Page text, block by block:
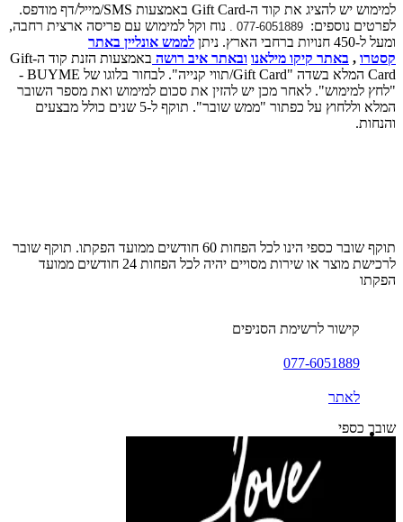
למימוש יש להציג את קוד ה-Gift Card באמצעות SMS/מייל/דף מודפס.
לפרטים נוספים:
נוח וקל למימוש עם פריסה ארצית רחבה,
ומעל ל-450 חנויות ברחבי הארץ. ניתן
לממש אונליין באתר
קסטרו , באתר קיקו מילאנו ובאתר איב רושה
באמצעות הזנת קוד ה-Gift
Card המלא בשדה "Gift Card/תווי קנייה". לבחור בלוגו של BUYME -
"לחץ למימוש". לאחר מכן יש להזין את סכום למימוש ואת מספר השובר
המלא וללחוץ על כפתור "ממש שובר". תוקף ל-5 שנים כולל מבצעים
והנחות.
תוקף שובר כספי הינו לכל הפחות 60 חודשים ממועד הפקתו. תוקף שובר
לרכישת מוצר או שירות מסויים יהיה לכל הפחות 24 חודשים ממועד
הפקתו
קישור לרשימת הסניפים
077-6051889
לאתר
שובר כספי